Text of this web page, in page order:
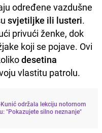
određene vazdušne
svjetiljke ili lusteri.
privući ženke, dok
koji se pojave. Ovi
desetina
vlastitu patrolu.
Kunić održala lekciju notornom
"Pokazujete silno neznanje"